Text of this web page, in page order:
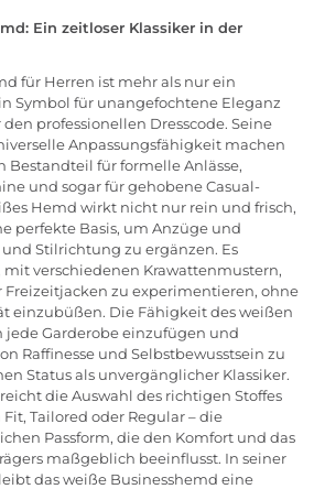
Ein zeitloser Klassiker in der
für Herren ist mehr als nur ein
Symbol für unangefochtene Eleganz
professionellen Dresscode. Seine
Anpassungsfähigkeit machen
Bestandteil für formelle Anlässe,
und sogar für gehobene Casual-
Hemd wirkt nicht nur rein und frisch,
perfekte Basis, um Anzüge und
und Stilrichtung zu ergänzen. Es
verschiedenen Krawattenmustern,
Freizeitjacken zu experimentieren, ohne
einzubüßen. Die Fähigkeit des weißen
jede Garderobe einzufügen und
Raffinesse und Selbstbewusstsein zu
Status als unvergänglicher Klassiker.
die Auswahl des richtigen Stoffes
Tailored oder Regular – die
Passform, die den Komfort und das
maßgeblich beeinflusst. In seiner
das weiße Businesshemd eine